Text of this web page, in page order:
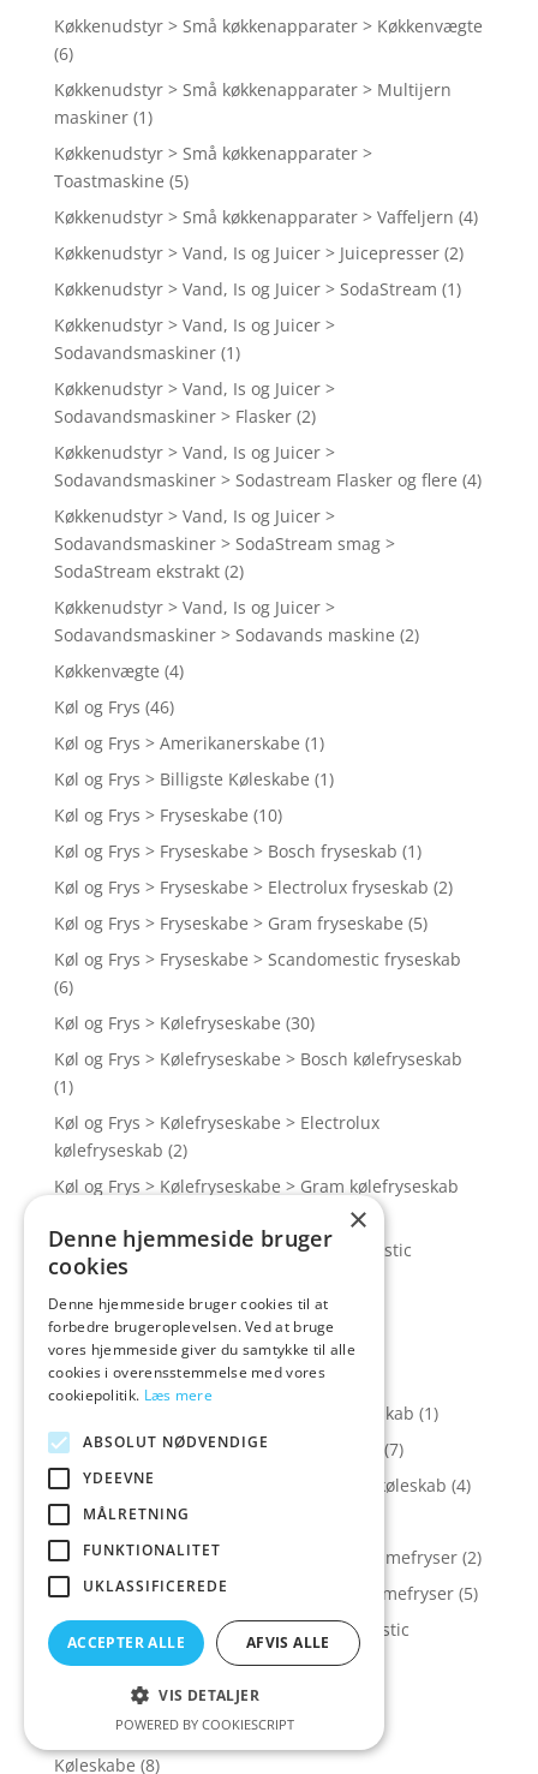
Køkkenudstyr > Små køkkenapparater > Køkkenvægte
(6)
Køkkenudstyr > Små køkkenapparater > Multijern
maskiner (1)
Køkkenudstyr > Små køkkenapparater >
Toastmaskine (5)
Køkkenudstyr > Små køkkenapparater > Vaffeljern (4)
Køkkenudstyr > Vand, Is og Juicer > Juicepresser (2)
Køkkenudstyr > Vand, Is og Juicer > SodaStream (1)
Køkkenudstyr > Vand, Is og Juicer >
Sodavandsmaskiner (1)
Køkkenudstyr > Vand, Is og Juicer >
Sodavandsmaskiner > Flasker (2)
Køkkenudstyr > Vand, Is og Juicer >
Sodavandsmaskiner > Sodastream Flasker og flere (4)
Køkkenudstyr > Vand, Is og Juicer >
Sodavandsmaskiner > SodaStream smag >
SodaStream ekstrakt (2)
Køkkenudstyr > Vand, Is og Juicer >
Sodavandsmaskiner > Sodavands maskine (2)
Køkkenvægte (4)
Køl og Frys (46)
Køl og Frys > Amerikanerskabe (1)
Køl og Frys > Billigste Køleskabe (1)
Køl og Frys > Fryseskabe (10)
Køl og Frys > Fryseskabe > Bosch fryseskab (1)
Køl og Frys > Fryseskabe > Electrolux fryseskab (2)
Køl og Frys > Fryseskabe > Gram fryseskabe (5)
Køl og Frys > Fryseskabe > Scandomestic fryseskab
(6)
Køl og Frys > Kølefryseskabe (30)
Køl og Frys > Kølefryseskabe > Bosch kølefryseskab
(1)
Køl og Frys > Kølefryseskabe > Electrolux
kølefryseskab (2)
Køl og Frys > Kølefryseskabe > Gram kølefryseskab
Køl og Frys > Kølefryseskabe > Scandomestic
kølefryseskab
Køl og Frys > Kølefryseskabe > Vestfrost
kølefryseskab (2)
Køl og Frys > Køleskabe (16)
Køl og Frys > Køleskabe > Electrolux køleskab (1)
Køl og Frys > Køleskabe > Gram køleskab
(7)
Køl og Frys > Køleskabe > Scandomestic køleskab (4)
Køl og Frys > Kummefrysere
Køl og Frys > Kummefrysere > Elcold kummefryser (2)
Køl og Frys > Kummefrysere > Gram kummefryser (5)
Køl og Frys > Kummefrysere > Scandomestic
kummefryser
Køl og Frys > Vinskabe (4)
Kølefryseskabe (13)
Køleskabe (8)
×
Denne hjemmeside bruger
cookies
Denne hjemmeside bruger cookies til at
forbedre brugeroplevelsen. Ved at bruge
vores hjemmeside giver du samtykke til alle
cookies i overensstemmelse med vores
cookiepolitik. Læs mere
ABSOLUT NØDVENDIGE
YDEEVNE
MÅLRETNING
FUNKTIONALITET
UKLASSIFICEREDE
ACCEPTER ALLE AFVIS ALLE
VIS DETALJER
POWERED BY COOKIESCRIPT